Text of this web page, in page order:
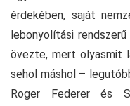
érdekében, saját
lebonyolítási
övezte, mert olyasmit
sehol máshol –
Roger Federer és